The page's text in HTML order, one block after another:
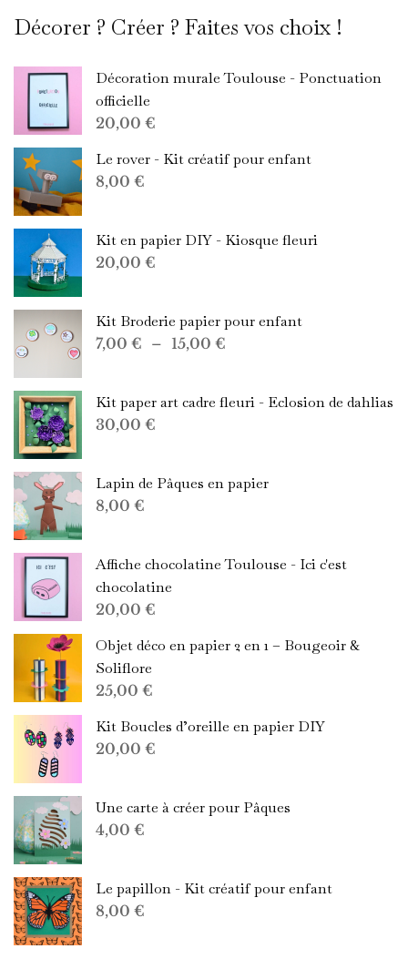
Décorer ? Créer ? Faites vos choix !
Décoration murale Toulouse - Ponctuation
officielle
20,00 €
Le rover - Kit créatif pour enfant
8,00 €
Kit en papier DIY - Kiosque fleuri
20,00 €
Kit Broderie papier pour enfant
7,00 € – 15,00 €
7,00 €
Kit paper art cadre fleuri - Eclosion de dahlias
30,00 €
Lapin de Pâques en papier
8,00 €
Affiche chocolatine Toulouse - Ici c'est
chocolatine
20,00 €
Objet déco en papier 2 en 1 – Bougeoir &
Soliflore
25,00 €
Kit Boucles d’oreille en papier DIY
20,00 €
Une carte à créer pour Pâques
4,00 €
Le papillon - Kit créatif pour enfant
8,00 €